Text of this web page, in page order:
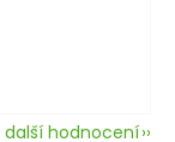
další hodnocení